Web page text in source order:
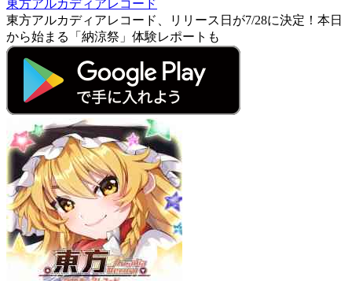
東方アルカディアレコード
東方アルカディアレコード、リリース日が7/28に決定！本日
から始まる「納涼祭」体験レポートも